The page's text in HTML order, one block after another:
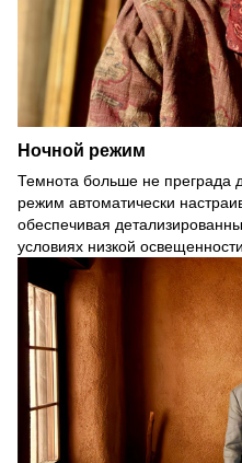
Ночной режим
Темнота больше не преграда
режим автоматически
обеспечивая
условиях низкой освещенности.